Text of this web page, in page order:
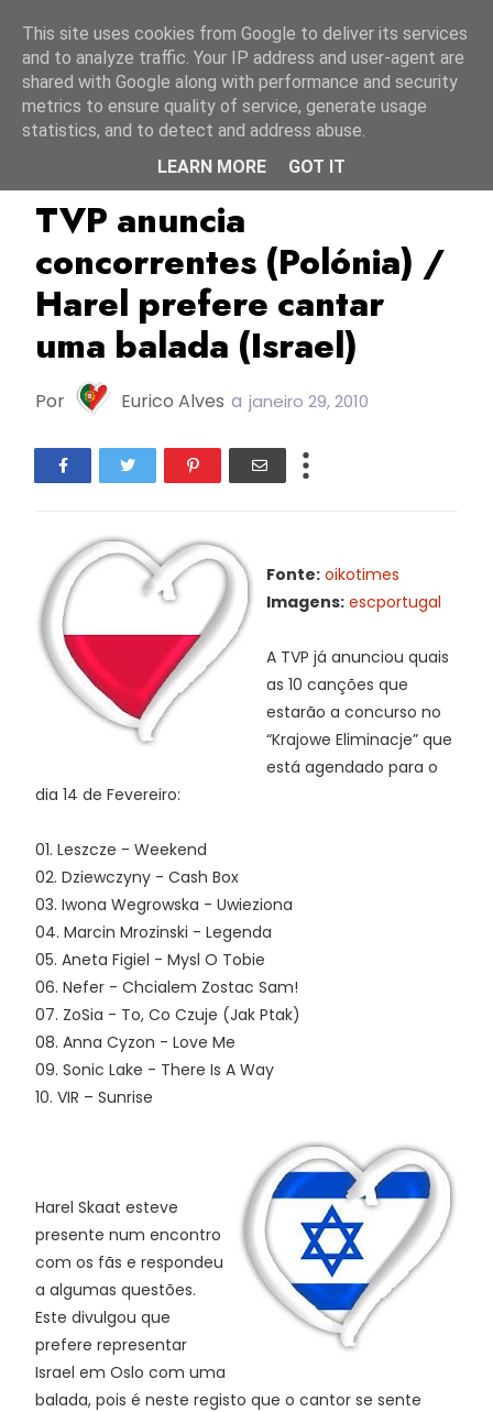
Israel Polónia
TVP anuncia
concorrentes (Polónia) /
Harel prefere cantar
uma balada (Israel)
Por Eurico Alves a janeiro 29, 2010
Fonte: oikotimes
Imagens: escportugal
A TVP já anunciou quais
as 10 canções que
estarão a concurso no
“Krajowe Eliminacje” que
está agendado para o
dia 14 de Fevereiro:
01. Leszcze - Weekend
02. Dziewczyny - Cash Box
03. Iwona Wegrowska - Uwieziona
04. Marcin Mrozinski - Legenda
05. Aneta Figiel - Mysl O Tobie
06. Nefer - Chcialem Zostac Sam!
07. ZoSia - To, Co Czuje (Jak Ptak)
08. Anna Cyzon - Love Me
09. Sonic Lake - There Is A Way
10. VIR – Sunrise
Harel Skaat esteve
presente num encontro
com os fãs e respondeu
a algumas questões.
Este divulgou que
prefere representar
Israel em Oslo com uma
balada, pois é neste registo que o cantor se sente
This site uses cookies from Google to deliver its services
and to analyze traffic. Your IP address and user-agent are
shared with Google along with performance and security
metrics to ensure quality of service, generate usage
statistics, and to detect and address abuse.
LEARN MORE
GOT IT